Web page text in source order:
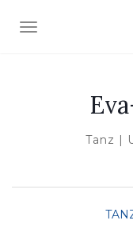
NAVIGATION
Tanz |